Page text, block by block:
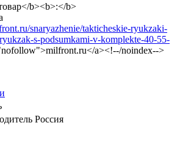
b><b>:</b>
snaryazhenie/takticheskie-ryukzaki-
s-podsumkami-v-komplekte-40-55-
a><!--/noindex-->
Россия